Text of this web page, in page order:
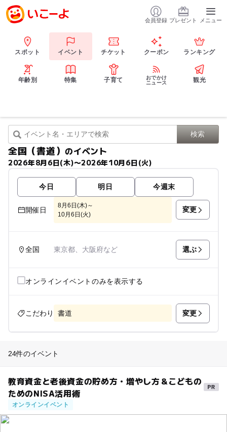
会員登録 プレゼント メニュー
スポット イベント チケット クーポン ランキング
年齢別 特集 子育て
おでかけ
ニュース
観光
全国（書道）のイベント
2026年8月6日(木)〜2026年10月6日(火)
今日 明日 今週末
開催日
8月6日(木)～
10月6日(火)
変更
全国 東京都、大阪府など 選ぶ
オンラインイベントのみを表示する
こだわり 書道 変更
24件のイベント
教育資金と老後資金の貯め方・増やし方＆こどもの
ためのNISA活用術
オンラインイベント